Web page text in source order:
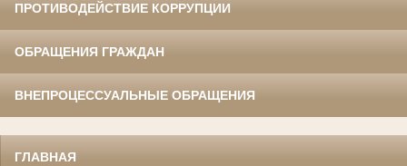
ПРОТИВОДЕЙСТВИЕ КОРРУПЦИИ
ОБРАЩЕНИЯ ГРАЖДАН
ВНЕПРОЦЕССУАЛЬНЫЕ ОБРАЩЕНИЯ
ГЛАВНАЯ